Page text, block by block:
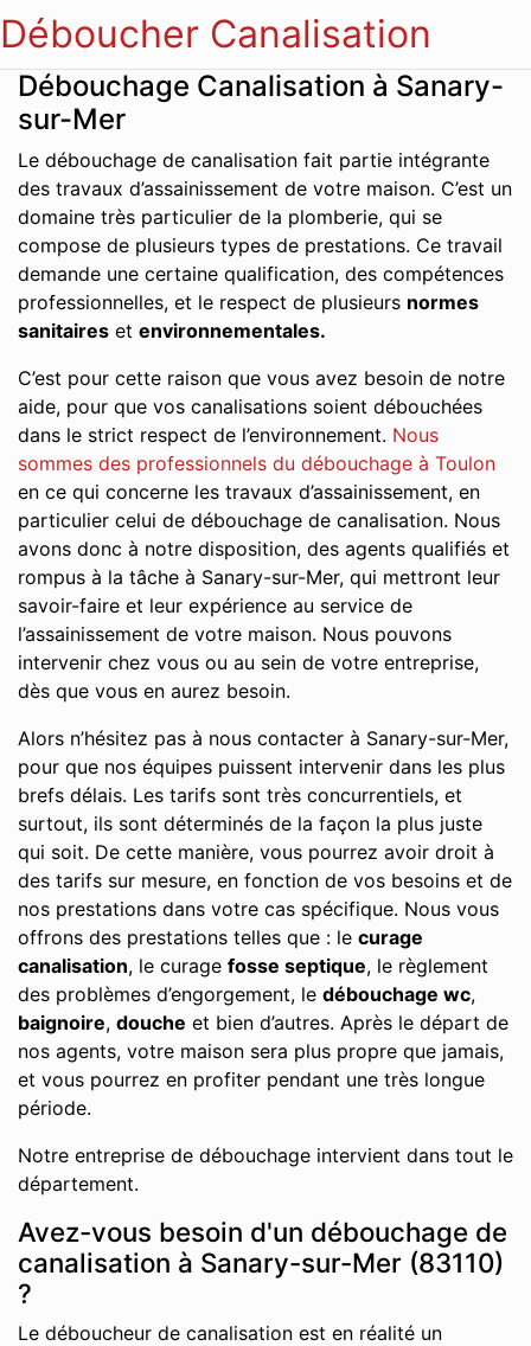
Déboucher Canalisation
Débouchage Canalisation à Sanary-
sur-Mer
Le débouchage de canalisation fait partie intégrante
des travaux d’assainissement de votre maison. C’est un
domaine très particulier de la plomberie, qui se
compose de plusieurs types de prestations. Ce travail
demande une certaine qualification, des compétences
professionnelles, et le respect de plusieurs normes
sanitaires et environnementales.
C’est pour cette raison que vous avez besoin de notre
aide, pour que vos canalisations soient débouchées
dans le strict respect de l’environnement. Nous
sommes des professionnels du débouchage à Toulon
en ce qui concerne les travaux d’assainissement, en
particulier celui de débouchage de canalisation. Nous
avons donc à notre disposition, des agents qualifiés et
rompus à la tâche à Sanary-sur-Mer, qui mettront leur
savoir-faire et leur expérience au service de
l’assainissement de votre maison. Nous pouvons
intervenir chez vous ou au sein de votre entreprise,
dès que vous en aurez besoin.
Alors n’hésitez pas à nous contacter à Sanary-sur-Mer,
pour que nos équipes puissent intervenir dans les plus
brefs délais. Les tarifs sont très concurrentiels, et
surtout, ils sont déterminés de la façon la plus juste
qui soit. De cette manière, vous pourrez avoir droit à
des tarifs sur mesure, en fonction de vos besoins et de
nos prestations dans votre cas spécifique. Nous vous
offrons des prestations telles que : le curage
canalisation, le curage fosse septique, le règlement
des problèmes d’engorgement, le débouchage wc,
baignoire, douche et bien d’autres. Après le départ de
nos agents, votre maison sera plus propre que jamais,
et vous pourrez en profiter pendant une très longue
période.
Notre entreprise de débouchage intervient dans tout le
département.
Avez-vous besoin d'un débouchage de
canalisation à Sanary-sur-Mer (83110)
?
Le déboucheur de canalisation est en réalité un